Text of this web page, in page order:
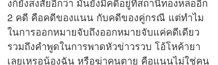
2 คดี คือคดีของแนน กับคดีของคู่กรณี แต่ทำไม
ในการออกหมายจับถึงออกหมายจับแค่คดีเดียว
รวมถึงคำพูดในการพาดหัวข่าวรวบ โอ้โหค้ายา
เลยเหรอน้องฉัน หรือฆ่าคนตาย คือแนนไม่ใช่คน